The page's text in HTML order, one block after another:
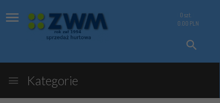
0 szt.
0.00 PLN
Kategorie